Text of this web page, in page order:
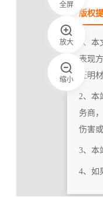
全屏
放大
缩小
版权
1、
表现
证明
2、本
务商
伤害
3、本
4、如